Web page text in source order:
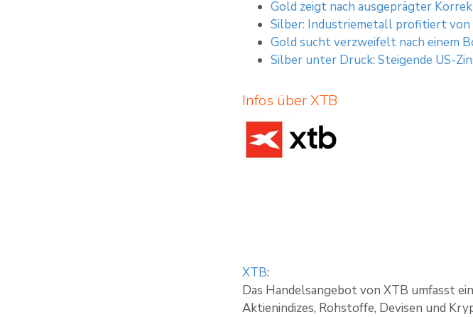
Gold zeigt nach ausgeprägter
Silber: Industriemetall profitiert
Gold sucht verzweifelt nach einem
Silber unter Druck: Steigende US-
Infos über XTB
XTB:
Das Handelsangebot von XTB umfasst
Aktienindizes, Rohstoffe, Devisen und